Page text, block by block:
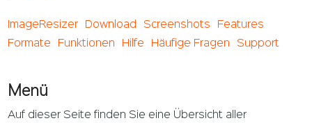
ImageResizer Download Screenshots
Features
Formate
Funktionen Hilfe Häufige Fragen Support
Menü
Auf dieser Seite finden Sie eine Übersicht aller